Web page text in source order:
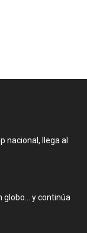
nacional, llega al
globo… y continúa